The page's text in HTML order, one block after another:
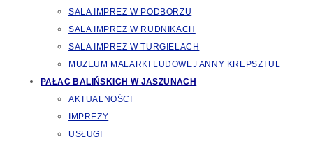
SALA IMPREZ W PODBORZU
SALA IMPREZ W RUDNIKACH
SALA IMPREZ W TURGIELACH
MUZEUM MALARKI LUDOWEJ ANNY KREPSZTUL
PAŁAC BALIŃSKICH W JASZUNACH
AKTUALNOŚCI
IMPREZY
USŁUGI